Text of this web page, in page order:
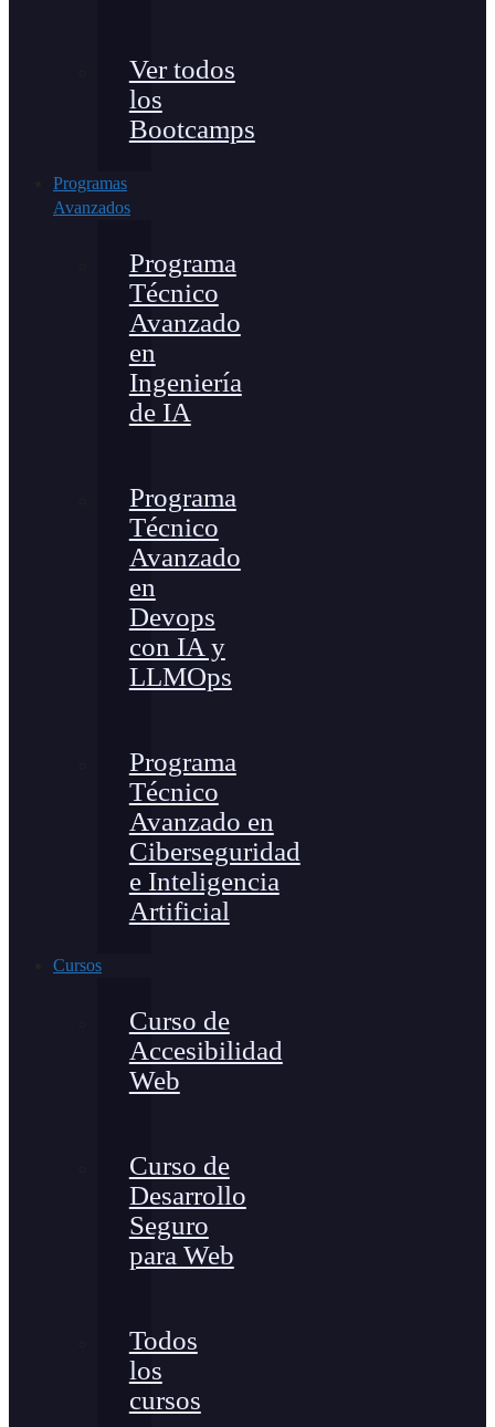
Ver todos
los
Bootcamps
Programas
Avanzados
Programa
Técnico
Avanzado
en
Ingeniería
de IA
Programa
Técnico
Avanzado
en
Devops
con IA y
LLMOps
Programa
Técnico
Avanzado en
Ciberseguridad
e Inteligencia
Artificial
Cursos
Curso de
Accesibilidad
Web
Curso de
Desarrollo
Seguro
para Web
Todos
los
cursos